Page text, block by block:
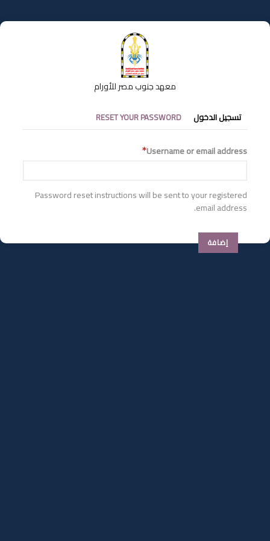
إلى
المحتوى
معهد جنوب مصر للأورام
التبويبات
الأساسية
تسجيل الدخول RESET YOUR PASSWORD
Username or email address
Password reset instructions will be sent to your registered
email address.